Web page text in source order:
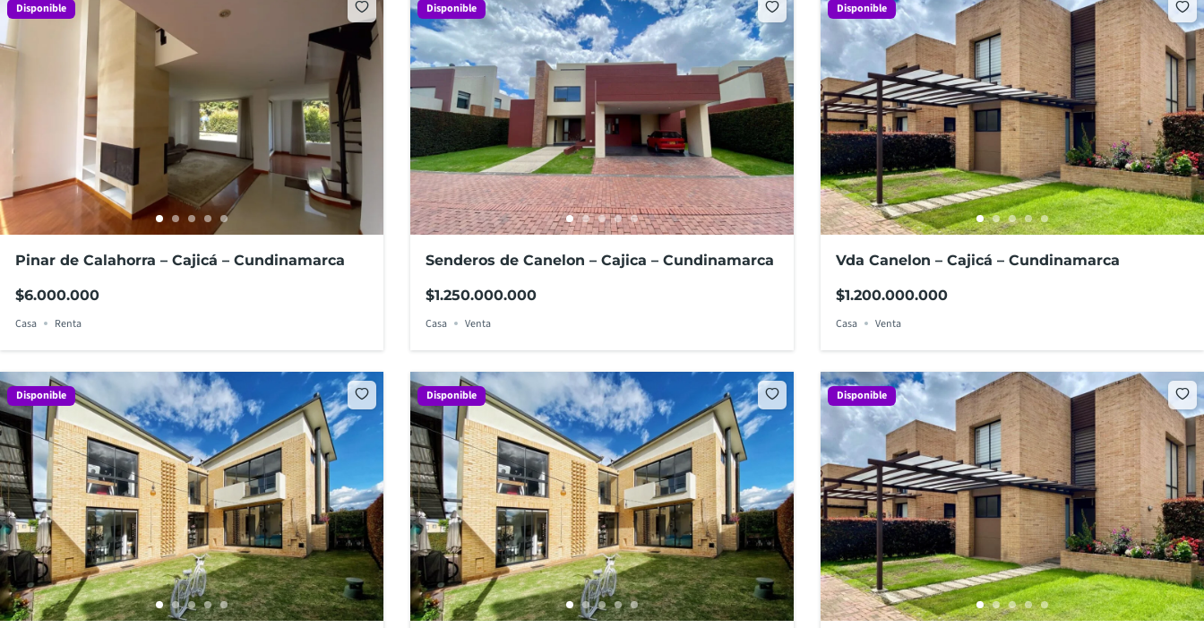
Disponible
Pinar de Calahorra – Cajicá – Cundinamarca
$6.000.000
Casa Renta
Disponible
Senderos de Canelon – Cajica – Cundinamarca
$1.250.000.000
Casa Venta
Disponible
Vda Canelon – Cajicá – Cundinamarca
$1.200.000.000
Casa Venta
Disponible Disponible Disponible